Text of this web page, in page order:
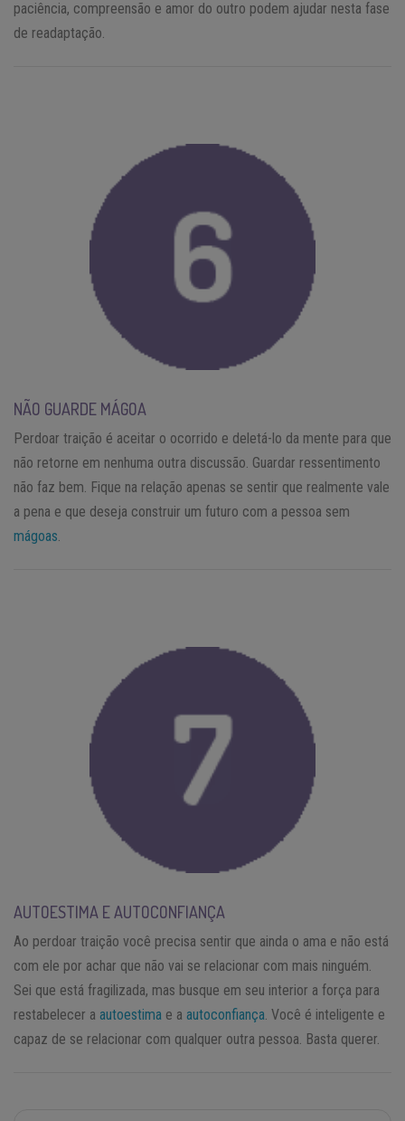
paciência, compreensão e amor do outro podem ajudar nesta fase
de readaptação.
NÃO GUARDE MÁGOA
Perdoar traição é aceitar o ocorrido e deletá-lo da mente para que
não retorne em nenhuma outra discussão. Guardar ressentimento
não faz bem. Fique na relação apenas se sentir que realmente vale
a pena e que deseja construir um futuro com a pessoa sem
mágoas
AUTOESTIMA E AUTOCONFIANÇA
Ao perdoar traição você precisa sentir que ainda o ama e não está
com ele por achar que não vai se relacionar com mais ninguém.
Sei que está fragilizada, mas busque em seu interior a força para
restabelecer a autoestima e a autoconfiança . Você é inteligente e
capaz de se relacionar com qualquer outra pessoa. Basta querer.